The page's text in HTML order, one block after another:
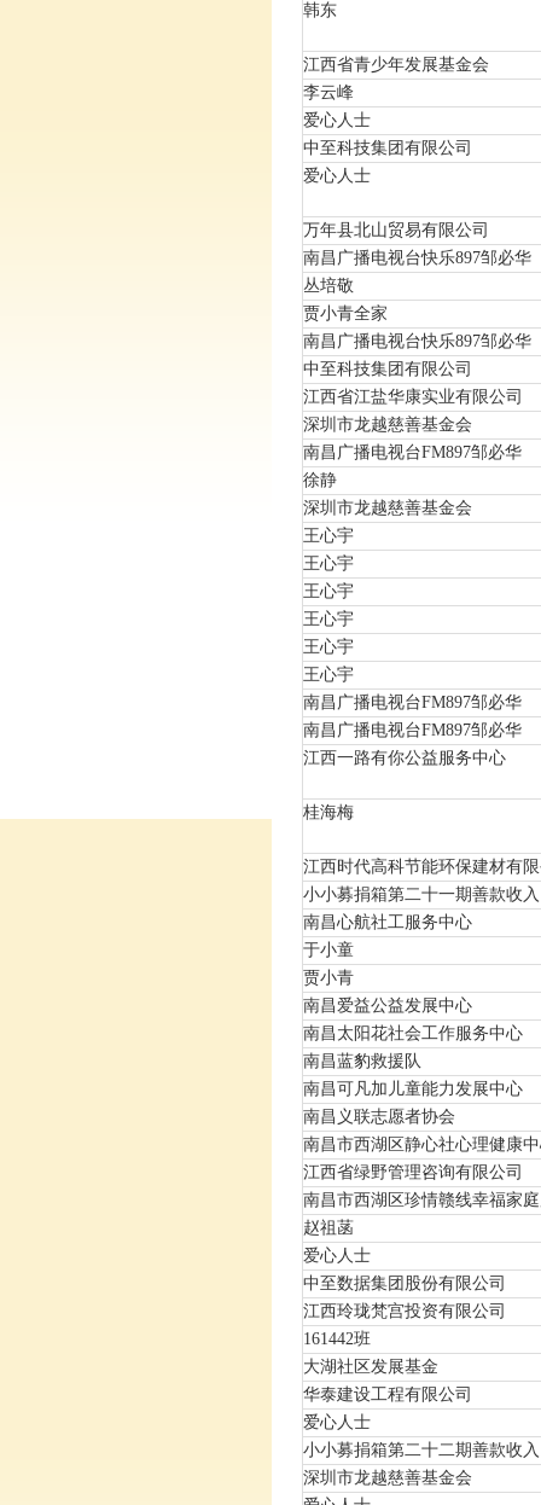
韩东
江西省青少年发展基金会
李云峰
爱心人士
中至科技集团有限公司
爱心人士
万年县北山贸易有限公司
南昌广播电视台快乐897邹必华
丛培敬
贾小青全家
南昌广播电视台快乐897邹必华
中至科技集团有限公司
江西省江盐华康实业有限公司
深圳市龙越慈善基金会
南昌广播电视台FM897邹必华
徐静
深圳市龙越慈善基金会
王心宇
王心宇
王心宇
王心宇
王心宇
王心宇
南昌广播电视台FM897邹必华
南昌广播电视台FM897邹必华
江西一路有你公益服务中心
桂海梅
江西时代高科节能环保建材有
小小募捐箱第二十一期善款收入
南昌心航社工服务中心
于小童
贾小青
南昌爱益公益发展中心
南昌太阳花社会工作服务中心
南昌蓝豹救援队
南昌可凡加儿童能力发展中心
南昌义联志愿者协会
南昌市西湖区静心社心理健康
江西省绿野管理咨询有限公司
南昌市西湖区珍情赣线幸福家
赵祖菡
爱心人士
中至数据集团股份有限公司
江西玲珑梵宫投资有限公司
161442班
大湖社区发展基金
华泰建设工程有限公司
爱心人士
小小募捐箱第二十二期善款收入
深圳市龙越慈善基金会